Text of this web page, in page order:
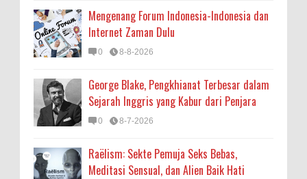
Mengenang Forum Indonesia-Indonesia dan
Internet Zaman Dulu
0 8-8-2026
George Blake, Pengkhianat Terbesar dalam
Sejarah Inggris yang Kabur dari Penjara
0 8-7-2026
Raëlism: Sekte Pemuja Seks Bebas,
Meditasi Sensual, dan Alien Baik Hati